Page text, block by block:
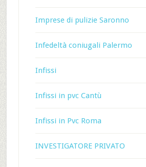
Imprese di pulizie Saronno
Infedeltà coniugali Palermo
Infissi
Infissi in pvc Cantù
Infissi in Pvc Roma
INVESTIGATORE PRIVATO